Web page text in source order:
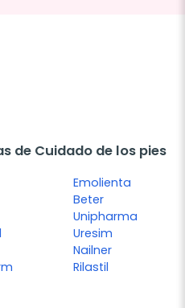
de Cuidado de los pies
Emolienta
Beter
Unipharma
Uresim
Nailner
Rilastil